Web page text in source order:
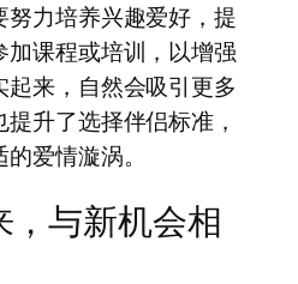
力培养兴趣爱好，提
课程或培训，以增强
来，自然会吸引更多
升了选择伴侣标准，
爱情漩涡。
，与新机会相